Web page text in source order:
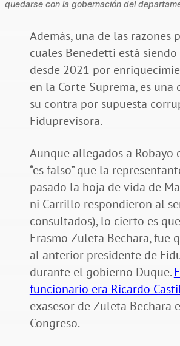
quedarse con la gobernación del
Además, una de las razones
cuales Benedetti está
desde 2021 por
en la Corte Suprema, es una
su contra por supuesta
Fiduprevisora.
Aunque allegados a Robayo
“es falso” que la
pasado la hoja de vida de
ni Carrillo respondieron al
consultados), lo cierto es
Erasmo Zuleta Bechara, fue
al anterior presidente de
durante el gobierno Duque.
funcionario era Ricardo
exasesor de Zuleta Bechara
Congreso.